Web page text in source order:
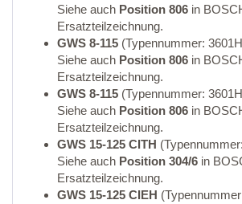
Siehe auch Position 806 in
Ersatzteilzeichnung.
GWS 8-115 (Typennummer:
Siehe auch Position 806 in
Ersatzteilzeichnung.
GWS 8-115 (Typennummer:
Siehe auch Position 806 in
Ersatzteilzeichnung.
GWS 15-125 CITH
Siehe auch Position 304/6 in
Ersatzteilzeichnung.
GWS 15-125 CIEH